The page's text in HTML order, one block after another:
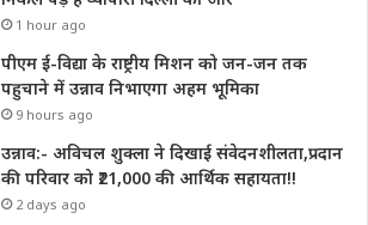
1 hour ago
पीएम ई-विद्या के राष्ट्रीय मिशन को जन-जन तक
पहुचाने में उन्नाव निभाएगा अहम भूमिका
9 hours ago
उन्नाव:- अविचल शुक्ला ने दिखाई संवेदनशीलता,प्रदान
की परिवार को ₹21,000 की आर्थिक सहायता!!
2 days ago